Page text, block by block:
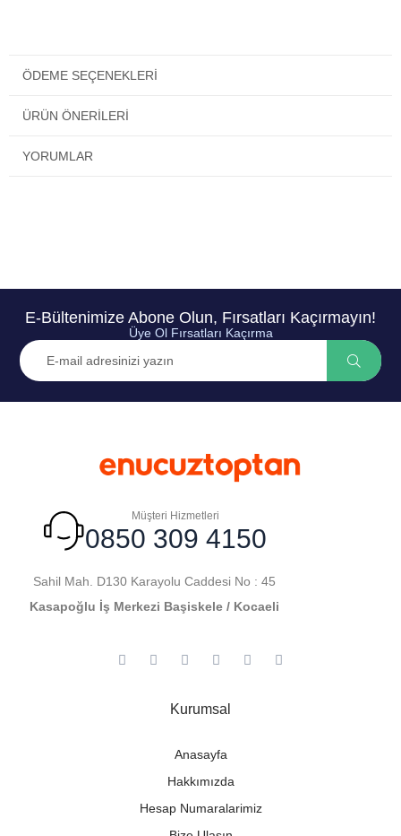
ÖDEME SEÇENEKLERI
ÜRÜN ÖNERILERI
YORUMLAR
E-Bültenimize Abone Olun, Fırsatları Kaçırmayın!
Üye Ol Fırsatları Kaçırma
Müşteri Hizmetleri
0850 309 4150
Sahil Mah. D130 Karayolu Caddesi No : 45
Kasapoğlu İş Merkezi Başiskele / Kocaeli
Kurumsal
Anasayfa
Hakkımızda
Hesap Numaralarimiz